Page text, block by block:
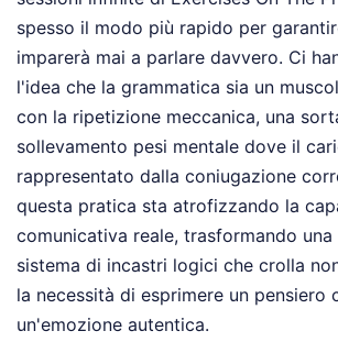
spesso il modo più rapido per
imparerà mai a parlare davvero. Ci
l'idea che la grammatica sia un
con la ripetizione meccanica, una
sollevamento pesi mentale dove il
rappresentato dalla coniugazione
questa pratica sta atrofizzando la
comunicativa reale, trasformando
sistema di incastri logici che crolla
la necessità di esprimere un pensiero
un'emozione autentica.